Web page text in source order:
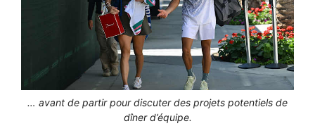
… avant de partir pour discuter des projets potentiels de
dîner d’équipe.